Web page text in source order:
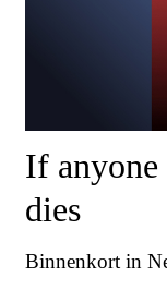
If
dies
Binnenkort in